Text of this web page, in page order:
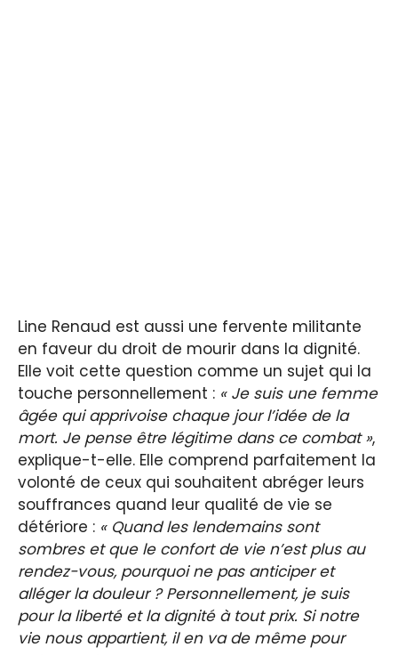
Line Renaud est aussi une fervente militante
en faveur du droit de mourir dans la dignité.
Elle voit cette question comme un sujet qui la
touche personnellement : « Je suis une femme
âgée qui apprivoise chaque jour l’idée de la
mort. Je pense être légitime dans ce combat »,
explique-t-elle. Elle comprend parfaitement la
volonté de ceux qui souhaitent abréger leurs
souffrances quand leur qualité de vie se
détériore : « Quand les lendemains sont
sombres et que le confort de vie n’est plus au
rendez-vous, pourquoi ne pas anticiper et
alléger la douleur ? Personnellement, je suis
pour la liberté et la dignité à tout prix. Si notre
vie nous appartient, il en va de même pour